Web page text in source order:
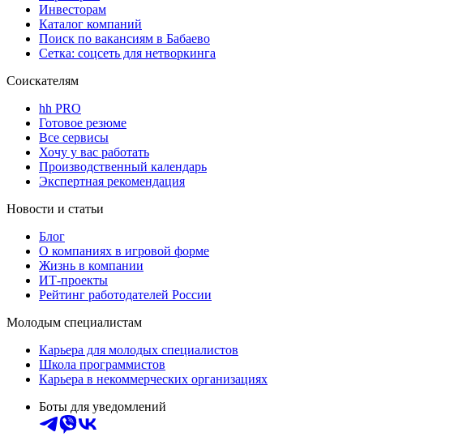
Инвесторам
Каталог компаний
Поиск по вакансиям в Бабаево
Сетка: соцсеть для нетворкинга
Соискателям
hh PRO
Готовое резюме
Все сервисы
Хочу у вас работать
Производственный календарь
Экспертная рекомендация
Новости и статьи
Блог
О компаниях в игровой форме
Жизнь в компании
ИТ-проекты
Рейтинг работодателей России
Молодым специалистам
Карьера для молодых специалистов
Школа программистов
Карьера в некоммерческих организациях
Боты для уведомлений